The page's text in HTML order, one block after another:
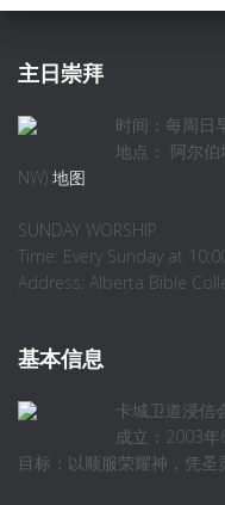
主日崇拜
时间：每周日
地点： 阿尔
NW) 地图
SUNDAY WORSHIP
Time: Every Sunday at
Address: Alberta Bible
基本信息
卡城卫道浸信
成立：2003年
目标：以顺服荣耀神，凭圣